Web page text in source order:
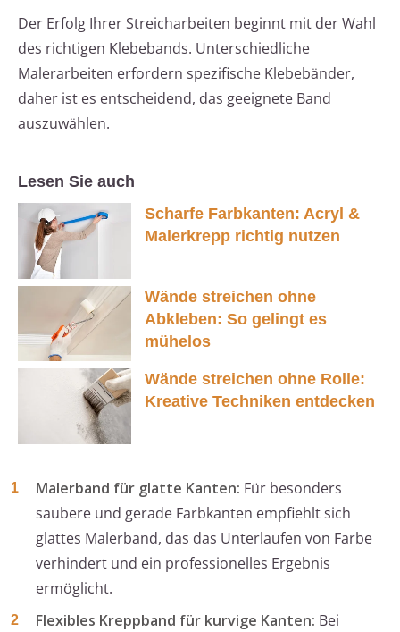
Der Erfolg Ihrer Streicharbeiten beginnt mit der Wahl
des richtigen Klebebands. Unterschiedliche
Malerarbeiten erfordern spezifische Klebebänder,
daher ist es entscheidend, das geeignete Band
auszuwählen.
Lesen Sie auch
Scharfe Farbkanten: Acryl &
Malerkrepp richtig nutzen
Wände streichen ohne
Abkleben: So gelingt es
mühelos
Wände streichen ohne Rolle:
Kreative Techniken entdecken
Malerband für glatte Kanten: Für besonders
saubere und gerade Farbkanten empfiehlt sich
glattes Malerband, das das Unterlaufen von Farbe
verhindert und ein professionelles Ergebnis
ermöglicht.
Flexibles Kreppband für kurvige Kanten: Bei